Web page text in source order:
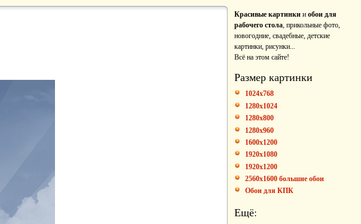
Красивые картинки и обои для
рабочего стола, прикольные фото,
новогодние, свадебные, детские
картинки, рисунки...
Всё на этом сайте!
Размер картинки
1024x768
1280x1024
1280x800
1280x960
1600x1200
1920x1080
1920x1200
2560x1600 большие обои
Обои для КПК
Ещё: